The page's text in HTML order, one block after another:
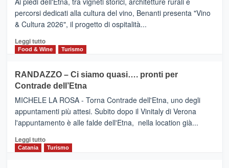
Alcantara
nei
primi
nella
classifica
PALACE
UN
HOTEL
FOUR
IL
NUOVO
SUMMER
CLUB
percorsi dedicati alla cultura del vino, Benanti presenta "Vino
& Cultura 2026", il progetto di ospitalità...
Leggi tuttoLeggi
di
VIAGRANDE
(Ct)
–
Benanti
presenta
“Vino
&
Cultura
Food & Wine Turismo
RANDAZZO – Ci siamo quasi…. pronti per
Contrade dell’Etna
MICHELE LA ROSA - Torna Contrade dell'Etna, uno degli
appuntamenti più attesi. Subito dopo il Vinitaly di Verona
l'appuntamento è alle falde dell'Etna, nella location già...
Leggi tuttoLeggi
di
Catania Turismo